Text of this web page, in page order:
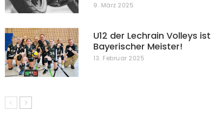
9. März 2025
U12 der Lechrain Volleys ist
Bayerischer Meister!
13. Februar 2025